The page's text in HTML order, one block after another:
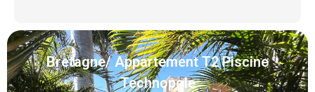
Bretagne/ Appartement T2 Piscine
Technopole